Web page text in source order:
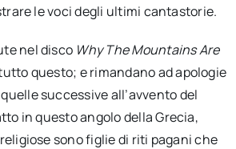
le voci degli ultimi cantastorie.
nel disco Why The Mountains Are
questo; e rimandano ad apologie
successive all’avvento del
in questo angolo della Grecia,
sono figlie di riti pagani che